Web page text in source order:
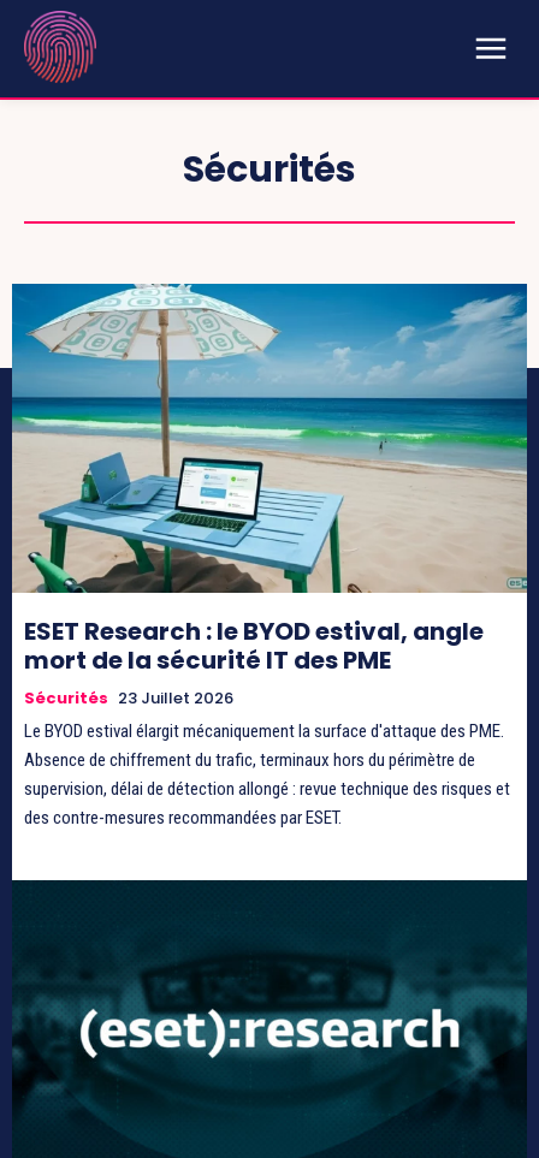
Sécurités
ESET Research : le BYOD estival, angle
mort de la sécurité IT des PME
Sécurités 23 Juillet 2026
Le BYOD estival élargit mécaniquement la surface d'attaque des PME.
Absence de chiffrement du trafic, terminaux hors du périmètre de
supervision, délai de détection allongé : revue technique des risques et
des contre-mesures recommandées par ESET.